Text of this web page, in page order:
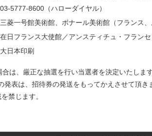
03-5777-8600（ハローダイヤル）
三菱一号館美術館、ボナール美術館（フランス
在日フランス大使館／アンスティチュ・フラン
大日本印刷
は、厳正な抽選を行い当選者を決定いたしま
表は、招待券の発送をもってかえさせて頂き
禁じます。